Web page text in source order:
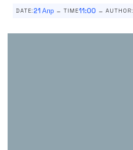
DATE:21 Апр - TIME11:00 - AUTHOR: